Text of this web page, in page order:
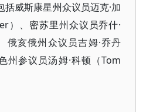
威斯康星州众议员迈克·加
）、密苏里州众议员乔什·
俄亥俄州众议员吉姆·乔丹
州参议员汤姆·科顿（Tom